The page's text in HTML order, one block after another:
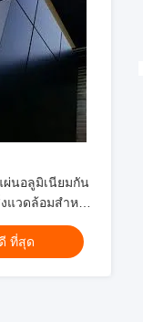
ผ่นอลูมิเนียมกัน
แวดล้อมสําหรับ
ที่สุด